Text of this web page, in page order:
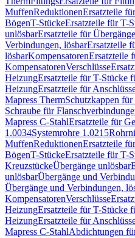
MuffenReduktionenErsatzteile
BögenT-StückeErsatzteile für T-
unlösbarErsatzteile für
Verbindungen, lösbarErsatzteile
lösbarKompensatorenErsatzteile
KompensatorenVerschlüsse
HeizungErsatzteile für T-Stücke
HeizungErsatzteile für
Mapress ThermSchutzkappen
Schraube für
Mapress C-StahlErsatzteile für
1.0034Systemrohre 1.0215
MuffenReduktionenErsatzteile
BögenT-StückeErsatzteile für T-
KreuzstückeÜbergänge unlösbar
unlösbarÜbergänge und
Übergänge und Verbindungen,
KompensatorenVerschlüsse
HeizungErsatzteile für T-Stücke
HeizungErsatzteile für
Mapress C-StahlAbdichtungen